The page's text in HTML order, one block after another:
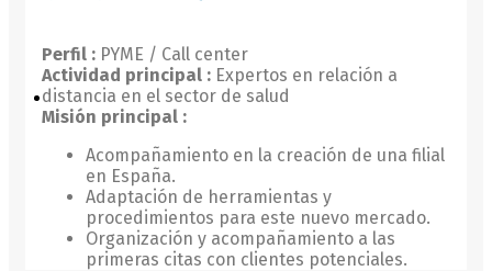
Perfil : PYME / Call center
Actividad principal : Expertos en relación a
distancia en el sector de salud
Misión principal :
Acompañamiento en la creación de una filial
en España.
Adaptación de herramientas y
procedimientos para este nuevo mercado.
Organización y acompañamiento a las
primeras citas con clientes potenciales.